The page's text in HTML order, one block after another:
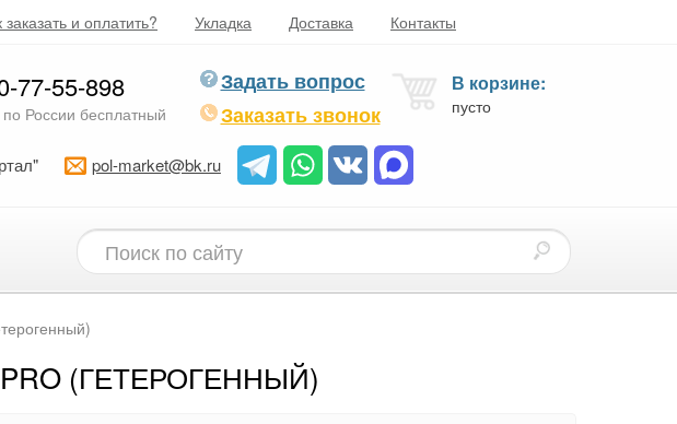
заказать и оплатить? Укладка Доставка Контакты
77-55-898
России бесплатный
Задать вопрос
Заказать звонок
В корзине:
пусто
pol-market@bk.ru
(ГЕТЕРОГЕННЫЙ)